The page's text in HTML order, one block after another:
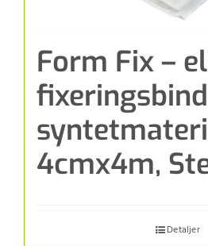
Form Fix –
4cmx4m,
Detaljer